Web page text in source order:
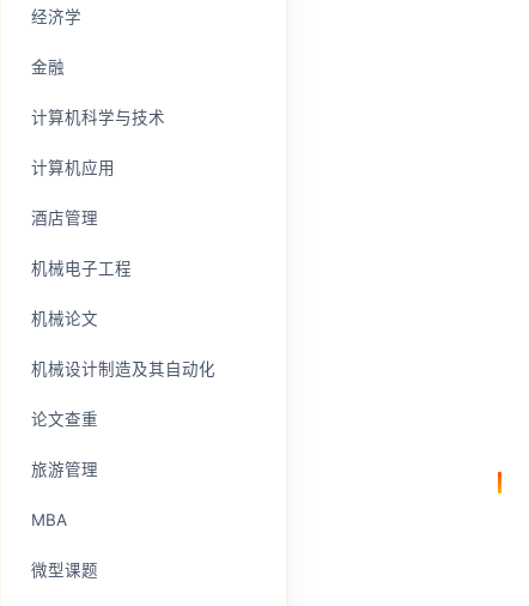
经济学
金融
计算机科学与技术
计算机应用
酒店管理
机械电子工程
机械论文
机械设计制造及其自动化
论文查重
旅游管理
MBA
微型课题